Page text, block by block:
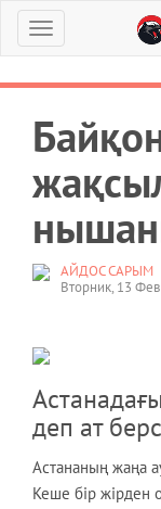
Меню
АЙДОС САРЫМ
Вторник, 13
деп ат
Астананың жаңа
Кеше бір жірден